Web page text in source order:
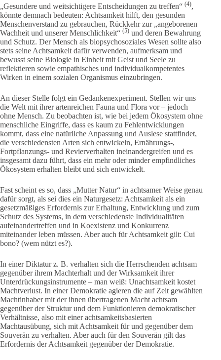
„Gesundere und weitsichtigere Entscheidungen zu treffen“ (4),
könnte demnach bedeuten: Achtsamkeit hilft, den gesunden
Menschenverstand zu gebrauchen, Rückkehr zur „angeborenen
Wachheit und unserer Menschlichkeit“ (5) und deren Bewahrung
und Schutz. Der Mensch als biopsychosoziales Wesen sollte also
stets seine Achtsamkeit dafür verwenden, aufmerksam und
bewusst seine Biologie in Einheit mit Geist und Seele zu
reflektieren sowie empathisches und individualkompetentes
Wirken in einem sozialen Organismus einzubringen.
An dieser Stelle folgt ein Gedankenexperiment. Stellen wir uns
die Welt mit ihrer artenreichen Fauna und Flora vor – jedoch
ohne Mensch. Zu beobachten ist, wie bei jedem Ökosystem ohne
menschliche Eingriffe, dass es kaum zu Fehlentwicklungen
kommt, dass eine natürliche Anpassung und Auslese stattfindet,
die verschiedensten Arten sich entwickeln, Ernährungs-,
Fortpflanzungs- und Revierverhalten ineinandergreifen und es
insgesamt dazu führt, dass ein mehr oder minder empfindliches
Ökosystem erhalten bleibt und sich entwickelt.
Fast scheint es so, dass „Mutter Natur“ in achtsamer Weise genau
dafür sorgt, als sei dies ein Naturgesetz: Achtsamkeit als ein
gesetzmäßiges Erfordernis zur Erhaltung, Entwicklung und zum
Schutz des Systems, in dem verschiedenste Individualitäten
aufeinandertreffen und in Koexistenz und Konkurrenz
miteinander leben müssen. Aber auch für Achtsamkeit gilt: Cui
bono? (wem nützt es?).
In einer Diktatur z. B. verhalten sich die Herrschenden achtsam
gegenüber ihrem Machterhalt und der Wirksamkeit ihrer
Unterdrückungsinstrumente – man weiß: Unachtsamkeit kostet
Machtverlust. In einer Demokratie agieren die auf Zeit gewählten
Machtinhaber mit der ihnen übertragenen Macht achtsam
gegenüber der Struktur und dem Funktionieren demokratischer
Verhältnisse, also mit einer achtsamkeitsbasierten
Machtausübung, sich mit Achtsamkeit für und gegenüber dem
Souverän zu verhalten. Aber auch für den Souverän gilt das
Erfordernis der Achtsamkeit gegenüber der Demokratie.